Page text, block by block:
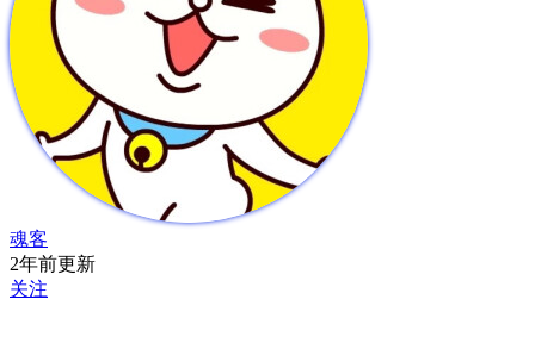
魂客
2年前更新
关注